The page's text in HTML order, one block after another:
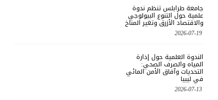
جامعة طرابلس تنظم ندوة
علمية حول التنوع البيولوجي
والاقتصاد الأزرق وتغير المناخ
2026-07-19
الندوة العلمية حول إدارة
المياه والصرف الصحي:
التحديات وآفاق الأمن المائي
في ليبيا
2026-07-13